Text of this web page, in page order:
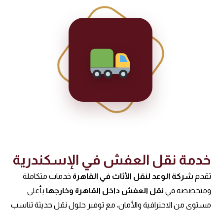
خدمة نقل العفش في الإسكندرية
تقدم شركة الوعد لنقل الأثاث في القاهرة خدمات متكاملة
ومتخصصة في نقل العفش داخل القاهرة وخارجها بأعلى
مستوى من الاحترافية والأمان، مع توفير حلول نقل حديثة تناسب